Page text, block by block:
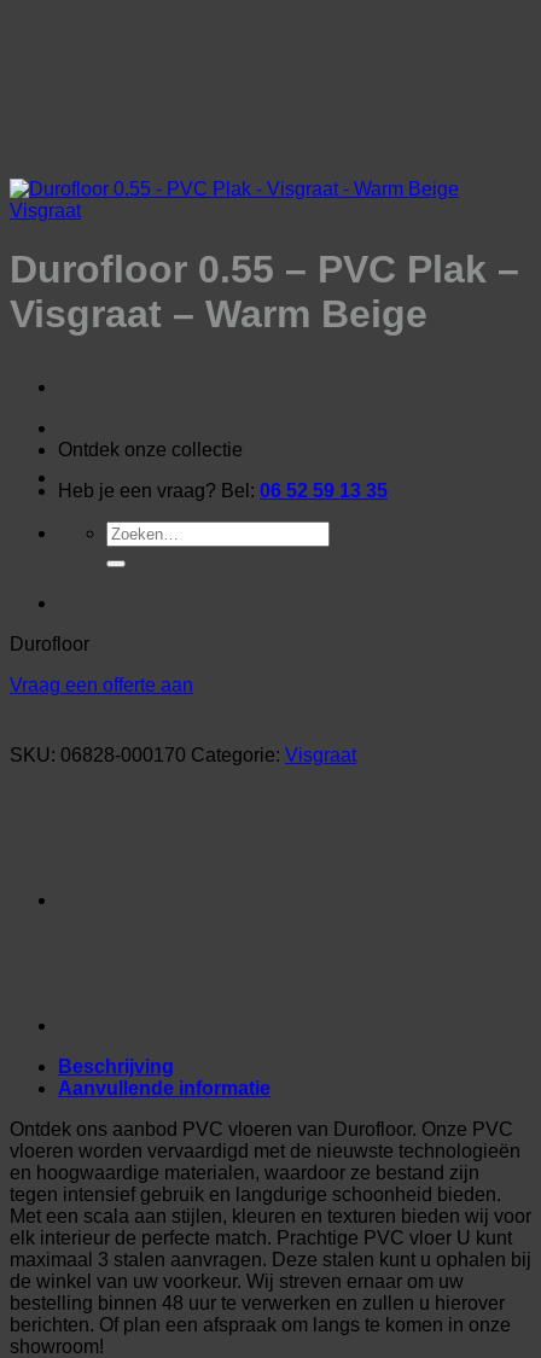
Ontdek onze collectie
Heb je een vraag? Bel: 06 52 59 13 35
Zoeken
naar:
Visgraat
Durofloor 0.55 – PVC Plak –
Visgraat – Warm Beige
Durofloor
Vraag een offerte aan
SKU: 06828-000170 Categorie: Visgraat
Beschrijving
Aanvullende informatie
Ontdek ons aanbod PVC vloeren van Durofloor. Onze PVC
vloeren worden vervaardigd met de nieuwste technologieën
en hoogwaardige materialen, waardoor ze bestand zijn
tegen intensief gebruik en langdurige schoonheid bieden.
Met een scala aan stijlen, kleuren en texturen bieden wij voor
elk interieur de perfecte match. Prachtige PVC vloer U kunt
maximaal 3 stalen aanvragen. Deze stalen kunt u ophalen bij
de winkel van uw voorkeur. Wij streven ernaar om uw
bestelling binnen 48 uur te verwerken en zullen u hierover
berichten. Of plan een afspraak om langs te komen in onze
showroom!